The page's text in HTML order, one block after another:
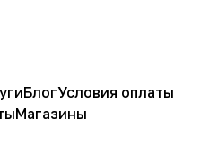
БлогУсловия оплаты
Магазины